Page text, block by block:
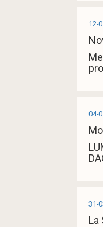
12-
04-
31-
La